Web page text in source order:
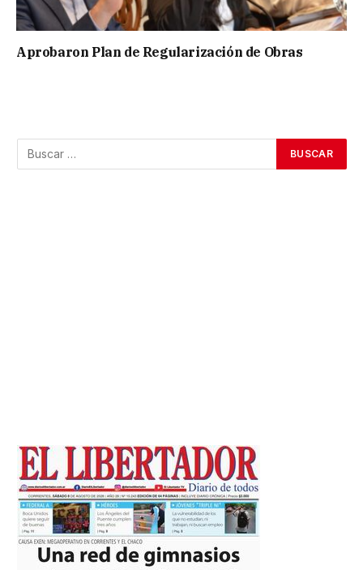
Aprobaron Plan de Regularización de Obras